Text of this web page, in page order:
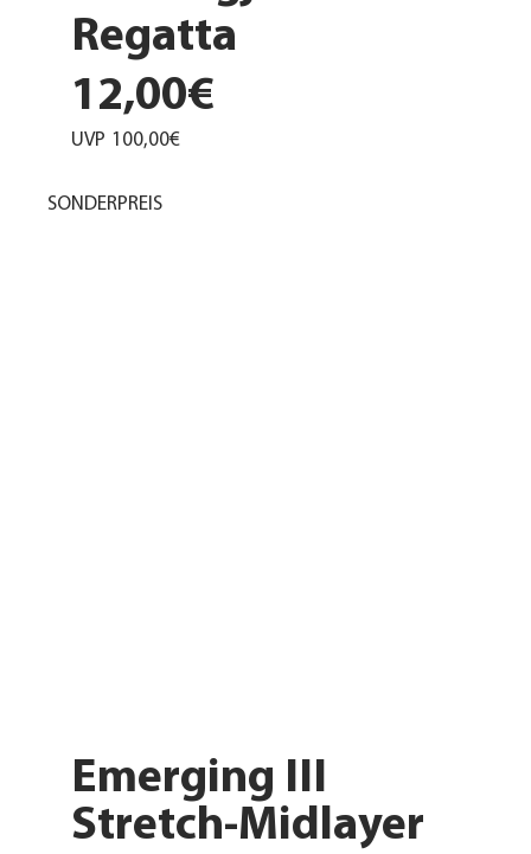
Regatta
12,00€
UVP 100,00€
Emerging III
Stretch-Midlayer
SONDERPREIS